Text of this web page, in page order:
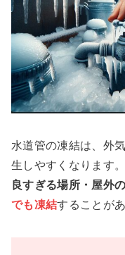
水道管の凍結は、外
生しやすくなります
良すぎる場所・屋外
でも凍結することが